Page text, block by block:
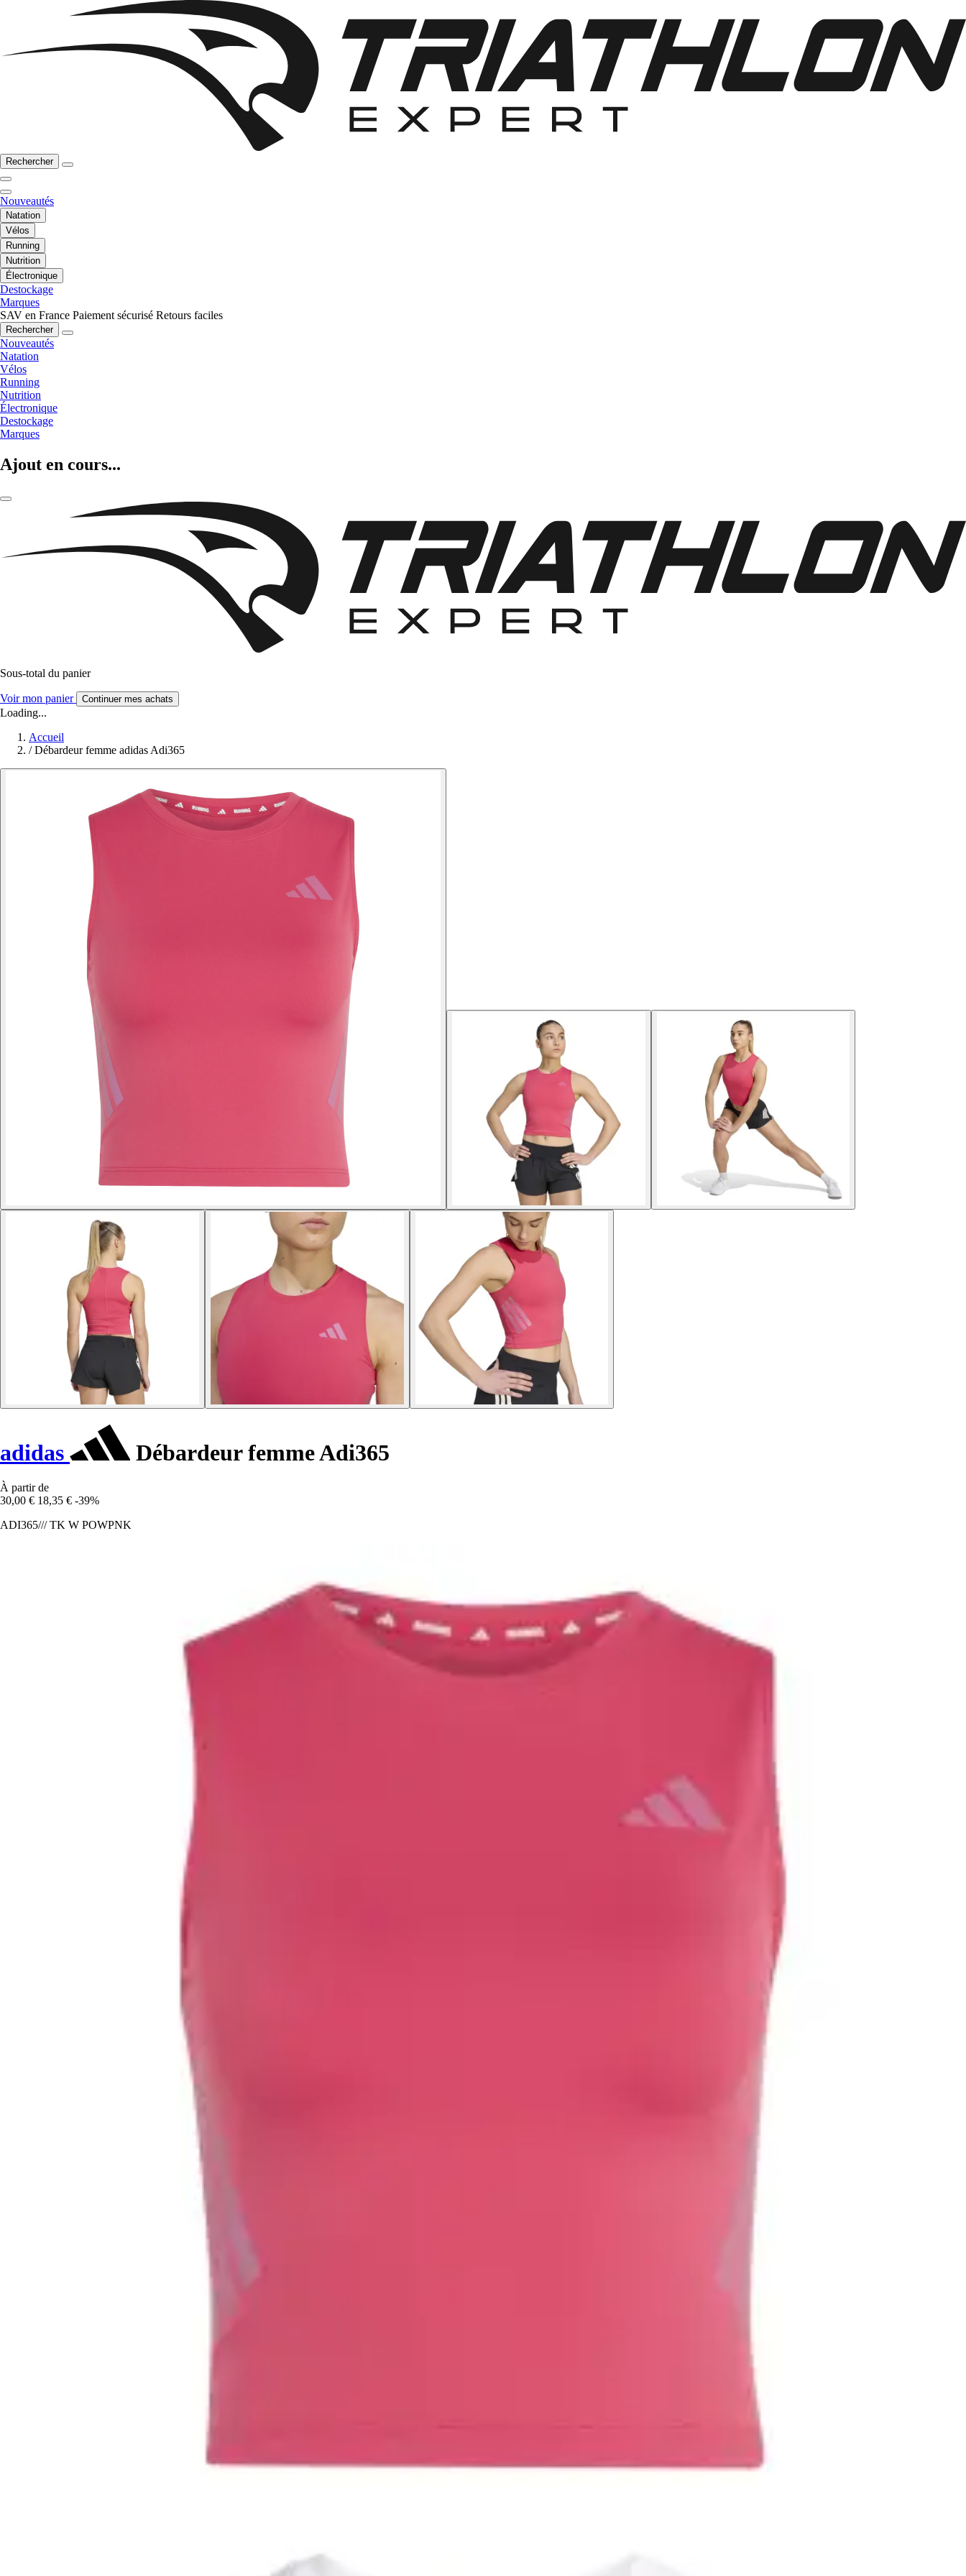
Rechercher
Nouveautés
Natation
Vélos
Running
Nutrition
Électronique
Destockage
Marques
SAV en France Paiement sécurisé Retours faciles
Rechercher
Nouveautés
Natation
Vélos
Running
Nutrition
Électronique
Destockage
Marques
Ajout en cours...
Sous-total du panier
Voir mon panier Continuer mes achats
Loading...
Accueil
/ Débardeur femme adidas Adi365
adidas Débardeur femme Adi365
À partir de
30,00 € 18,35 € -39%
ADI365/// TK W POWPNK